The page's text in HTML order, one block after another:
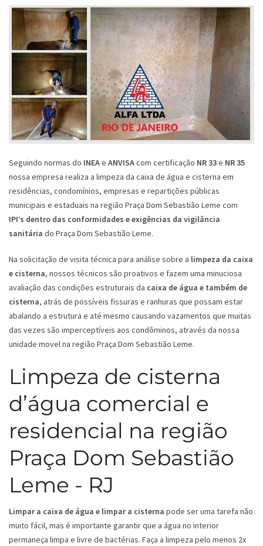
Seguindo normas do INEAe ANVISAcom certificação NR 33e NR 35
nossa empresa realiza a limpeza da caixa de água e cisterna em
residências, condomínios, empresas e repartições públicas
municipais e estaduais na região Praça Dom Sebastião Leme com
IPI’s dentro das conformidades e exigências da vigilância
sanitária do Praça Dom Sebastião Leme.
Na solicitação de visita técnica para análise sobre a limpeza da caixa
e cisterna, nossos técnicos são proativos e fazem uma minuciosa
avaliação das condições estruturais da caixa de água e também de
cisterna, atrás de possíveis fissuras e ranhuras que possam estar
abalando a estrutura e até mesmo causando vazamentos que muitas
das vezes são imperceptíveis aos condôminos, através da nossa
unidade movel na região Praça Dom Sebastião Leme.
Limpeza de cisterna
d’água comercial e
residencial na região
Praça Dom Sebastião
Leme - RJ
Limpar a caixa de água e limpar a cisterna pode ser uma tarefa não
muito fácil, mas é importante garantir que a água no interior
permaneça limpa e livre de bactérias. Faça a limpeza pelo menos 2x